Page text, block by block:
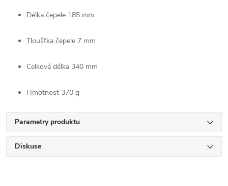
Délka čepele 185 mm
Tloušťka čepele 7 mm
Celková délka 340 mm
Hmotnost 370 g
Parametry produktu
Diskuse